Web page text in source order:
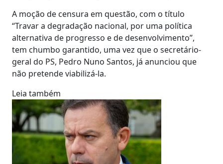
A moção de censura em questão, com o título
“Travar a degradação nacional, por uma política
alternativa de progresso e de desenvolvimento”,
tem chumbo garantido, uma vez que o secretário-
geral do PS, Pedro Nuno Santos, já anunciou que
não pretende viabilizá-la.
Leia também